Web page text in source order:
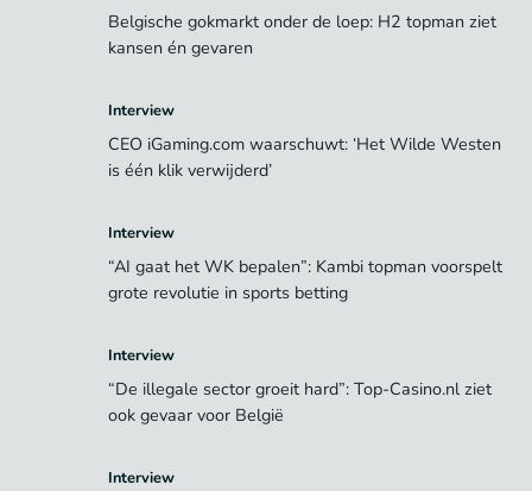
Belgische gokmarkt onder de loep: H2 topman ziet
kansen én gevaren
Interview
CEO iGaming.com waarschuwt: ‘Het Wilde Westen
is één klik verwijderd’
Interview
“AI gaat het WK bepalen”: Kambi topman voorspelt
grote revolutie in sports betting
Interview
“De illegale sector groeit hard”: Top-Casino.nl ziet
ook gevaar voor België
Interview